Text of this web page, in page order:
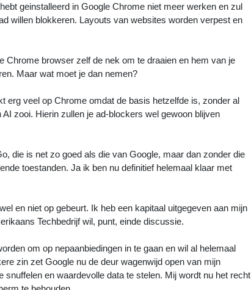
geinstalleerd in Google Chrome niet meer werken en zul
willen blokkeren. Layouts van websites worden verpest en
Chrome browser zelf de nek om te draaien en hem van je
Maar wat moet je dan nemen?
erg veel op Chrome omdat de basis hetzelfde is, zonder al
zooi. Hierin zullen je ad-blockers wel gewoon blijven
die is net zo goed als die van Google, maar dan zonder die
toestanden. Ja ik ben nu definitief helemaal klaar met
en niet op gebeurt. Ik heb een kapitaal uitgegeven aan mijn
Techbedrijf wil, punt, einde discussie.
om op nepaanbiedingen in te gaan en wil al helemaal
zin zet Google nu de deur wagenwijd open van mijn
en waardevolle data te stelen. Mij wordt nu het recht